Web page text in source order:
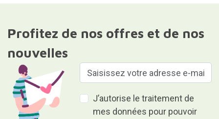
Profitez de nos offres et de nos
nouvelles
J’autorise le traitement de
mes données pour pouvoir